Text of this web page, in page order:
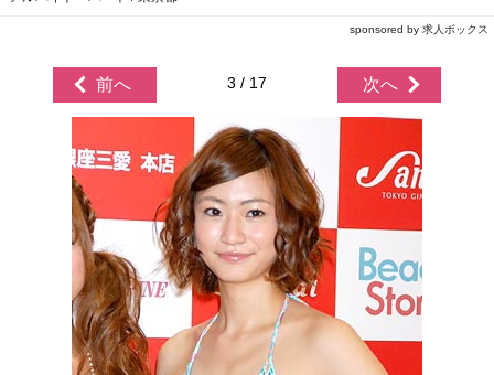
sponsored by 求人ボックス
前へ 3 / 17 次へ